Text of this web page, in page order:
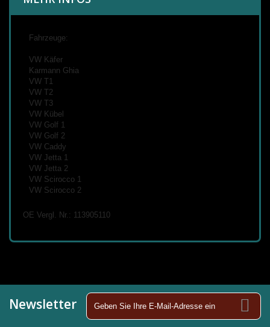
Fahrzeuge:
VW Käfer
Karmann Ghia
VW T1
VW T2
VW T3
VW Kübel
VW Golf 1
VW Golf 2
VW Caddy
VW Jetta 1
VW Jetta 2
VW Scirocco 1
VW Scirocco 2
OE Vergl. Nr.: 113905110
Newsletter